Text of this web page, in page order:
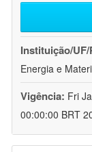
Instituição/UF/
Energia e
Vigência: Fri
00:00:00 BRT